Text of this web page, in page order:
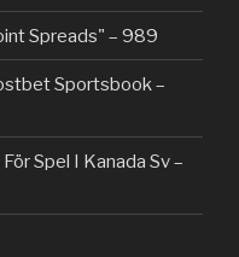
Spreads" – 989
Sportsbook –
Spel I Kanada Sv –